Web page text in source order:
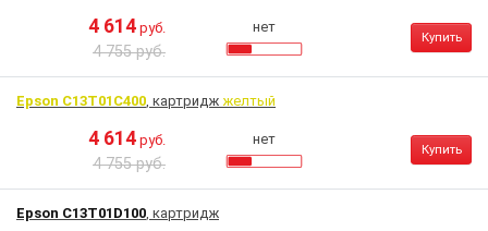
4 614 руб.
4 755 руб.
нет
Купить
Epson C13T01C400, картридж желтый
4 614 руб.
4 755 руб.
нет
Купить
Epson C13T01D100, картридж